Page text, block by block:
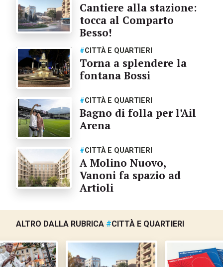
Cantiere alla stazione:
tocca al Comparto
Besso!
#CITTÀ E QUARTIERI
Torna a splendere la
fontana Bossi
#CITTÀ E QUARTIERI
Bagno di folla per l’Ail
Arena
#CITTÀ E QUARTIERI
A Molino Nuovo,
Vanoni fa spazio ad
Artioli
ALTRO DALLA RUBRICA #CITTÀ E QUARTIERI